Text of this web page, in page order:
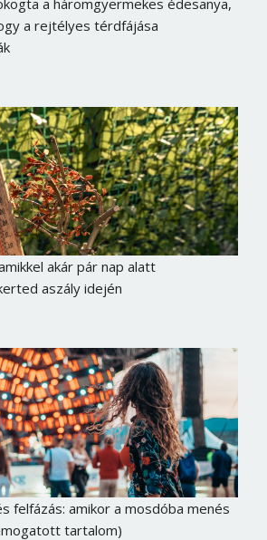
a rejtélyes térdfájása
akár pár nap alatt
aszály idején
felfázás: amikor a mosdóba menés
tartalom)